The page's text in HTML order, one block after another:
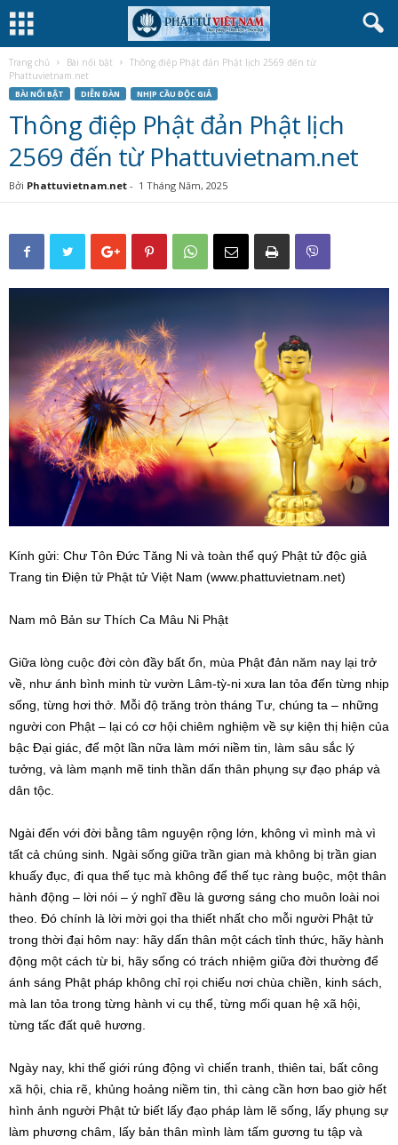
Trang chủ Bài nổi bật
Thông điệp Phật đản Phật lịch 2569 đến từ
Phattuvietnam.net
BÀI NỔI BẬT DIỄN ĐÀN NHỊP CẦU ĐỘC GIẢ
Thông điệp Phật đản Phật lịch
2569 đến từ Phattuvietnam.net
Bởi Phattuvietnam.net - 1 Tháng Năm, 2025
Kính gửi: Chư Tôn Đức Tăng Ni và toàn thể quý Phật tử độc giả
Trang tin Điện tử Phật tử Việt Nam (www.phattuvietnam.net)
Nam mô Bản sư Thích Ca Mâu Ni Phật
Giữa lòng cuộc đời còn đầy bất ổn, mùa Phật đản năm nay lại trở
về, như ánh bình minh từ vườn Lâm-tỳ-ni xưa lan tỏa đến từng nhịp
sống, từng hơi thở. Mỗi độ trăng tròn tháng Tư, chúng ta – những
người con Phật – lại có cơ hội chiêm nghiệm về sự kiện thị hiện của
bậc Đại giác, để một lần nữa làm mới niềm tin, làm sâu sắc lý
tưởng, và làm mạnh mẽ tinh thần dấn thân phụng sự đạo pháp và
dân tộc.
Ngài đến với đời bằng tâm nguyện rộng lớn, không vì mình mà vì
tất cả chúng sinh. Ngài sống giữa trần gian mà không bị trần gian
khuấy đục, đi qua thế tục mà không để thế tục ràng buộc, một thân
hành động – lời nói – ý nghĩ đều là gương sáng cho muôn loài noi
theo. Đó chính là lời mời gọi tha thiết nhất cho mỗi người Phật tử
trong thời đại hôm nay: hãy dấn thân một cách tỉnh thức, hãy hành
động một cách từ bi, hãy sống có trách nhiệm giữa đời thường để
ánh sáng Phật pháp không chỉ rọi chiếu nơi chùa chiền, kinh sách,
mà lan tỏa trong từng hành vi cụ thể, từng mối quan hệ xã hội,
từng tấc đất quê hương.
Ngày nay, khi thế giới rúng động vì chiến tranh, thiên tai, bất công
xã hội, chia rẽ, khủng hoảng niềm tin, thì càng cần hơn bao giờ hết
hình ảnh người Phật tử biết lấy đạo pháp làm lẽ sống, lấy phụng sự
làm phương châm, lấy bản thân mình làm tấm gương tu tập và